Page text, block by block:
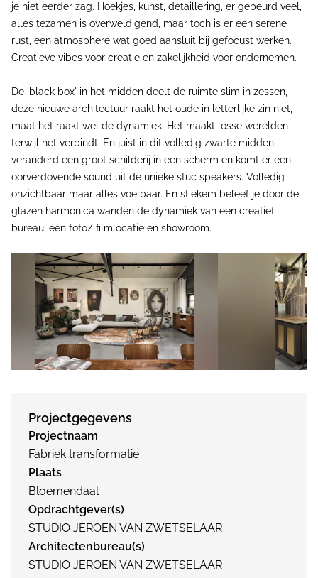
je niet eerder zag. Hoekjes, kunst, detaillering, er gebeurd veel,
alles tezamen is overweldigend, maar toch is er een serene
rust, een atmosphere wat goed aansluit bij gefocust werken.
Creatieve vibes voor creatie en zakelijkheid voor ondernemen.
De 'black box' in het midden deelt de ruimte slim in zessen,
deze nieuwe architectuur raakt het oude in letterlijke zin niet,
maat het raakt wel de dynamiek. Het maakt losse werelden
terwijl het verbindt. En juist in dit volledig zwarte midden
veranderd een groot schilderij in een scherm en komt er een
oorverdovende sound uit de unieke stuc speakers. Volledig
onzichtbaar maar alles voelbaar. En stiekem beleef je door de
glazen harmonica wanden de dynamiek van een creatief
bureau, een foto/ filmlocatie en showroom.
Projectgegevens
Projectnaam
Fabriek transformatie
Plaats
Bloemendaal
Opdrachtgever(s)
STUDIO JEROEN VAN ZWETSELAAR
Architectenbureau(s)
STUDIO JEROEN VAN ZWETSELAAR